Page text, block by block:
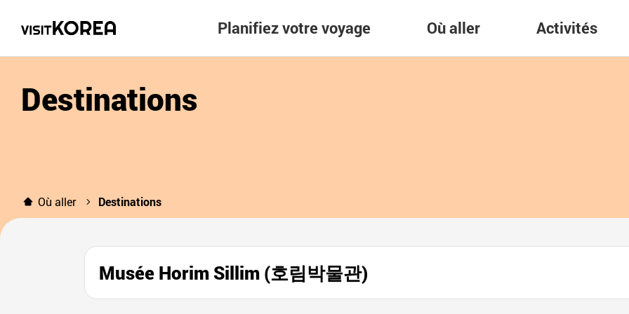
Planifiez votre voyage Où aller Activités
Destinations
Où aller Destinations
Musée Horim Sillim (호림박물관)